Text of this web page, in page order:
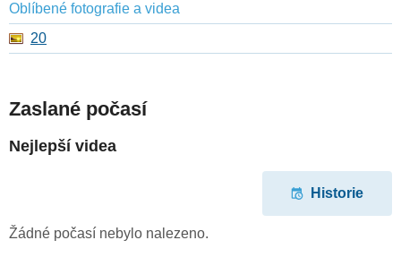
Oblíbené fotografie a videa
20
Zaslané počasí
Nejlepší videa
Historie
Žádné počasí nebylo nalezeno.